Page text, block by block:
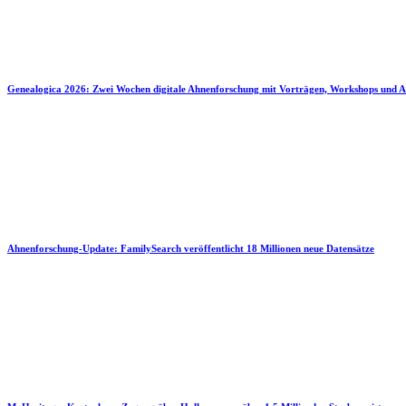
Genealogica 2026: Zwei Wochen digitale Ahnenforschung mit Vorträgen, Workshops und
Ahnenforschung-Update: FamilySearch veröffentlicht 18 Millionen neue Datensätze